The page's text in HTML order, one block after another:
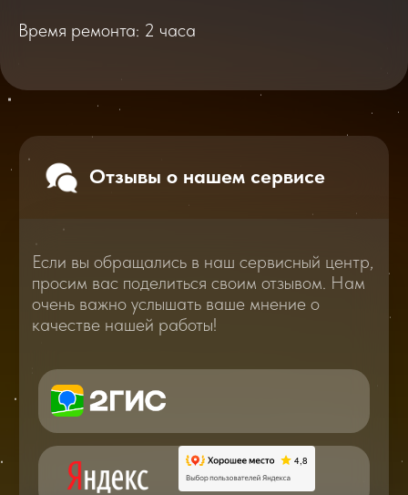
Время ремонта: 2 часа
Смотреть все отзывы
Консультация с мастером
по ремонту в онлайн в чате
Блог статей - важное,
полезное, новое
В нашем блоге статей мы расскажем
Вам о самом важном, полезном и новом